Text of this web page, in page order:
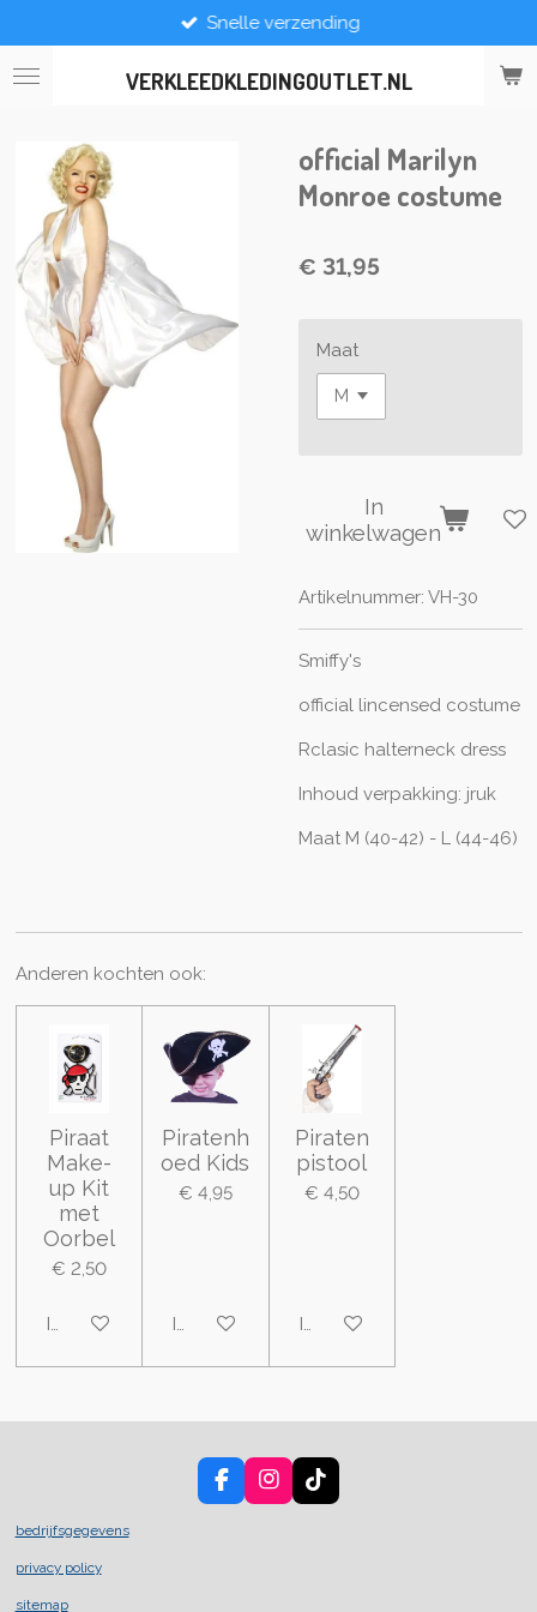
direct
naar
VERKLEEDKLEDINGOUTLET.NL
Snelle verzending
official Marilyn
Monroe costume
€ 31,95
Maat
In
winkelwagen
Artikelnummer: VH-30
Smiffy's
official lincensed costume
Rclasic halterneck dress
Inhoud verpakking: jruk
Maat M (40-42) - L (44-46)
Anderen kochten ook:
Piraat
Make-
up Kit
met
Oorbel
€ 2,50
In winkelwagen
Piratenh
oed Kids
€ 4,95
In winkelwagen
Piraten
pistool
€ 4,50
In winkelwagen
F
a
I
n
T
i
bedrijfsgegevens
privacy policy
sitemap